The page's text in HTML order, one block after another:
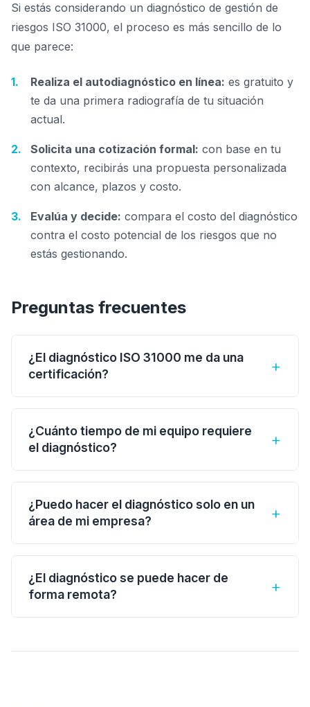
Si estás considerando un diagnóstico de gestión de
riesgos ISO 31000, el proceso es más sencillo de lo
que parece:
Realiza el autodiagnóstico en línea: es gratuito y
te da una primera radiografía de tu situación
actual.
Solicita una cotización formal: con base en tu
contexto, recibirás una propuesta personalizada
con alcance, plazos y costo.
Evalúa y decide: compara el costo del diagnóstico
contra el costo potencial de los riesgos que no
estás gestionando.
Preguntas frecuentes
¿El diagnóstico ISO 31000 me da una
certificación?
+
No. ISO 31000 no es certificable para
organizaciones. El diagnóstico te da un informe
de evaluación con recomendaciones, no un
existe la certificación individual PECB en ISO
31000.
¿Cuánto tiempo de mi equipo requiere
el diagnóstico?
+
Típicamente se requieren entre 2 y 4 horas de
entrevistas por área evaluada, más la provisión
de documentación existente. No es un proceso
¿Puedo hacer el diagnóstico solo en un
área de mi empresa?
+
Sí. Es común empezar con un área piloto (por
ejemplo, TI, operaciones o finanzas) y después
escalar al resto de la organización. Esto reduce
¿El diagnóstico se puede hacer de
forma remota?
+